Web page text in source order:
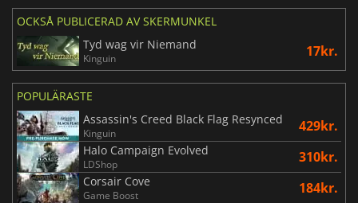
OCKSÅ PUBLICERAD AV SKERMUNKEL
Tyd wag vir Niemand
Kinguin 17kr.
POPULÄRASTE
Assassin's Creed Black Flag Resynced
Kinguin 429kr.
Halo Campaign Evolved
LDShop 310kr.
Corsair Cove
Game Boost 184kr.